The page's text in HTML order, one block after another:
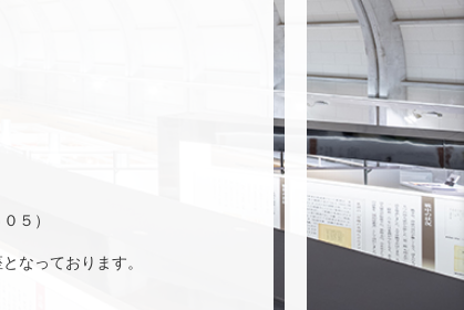
５）
なっております。